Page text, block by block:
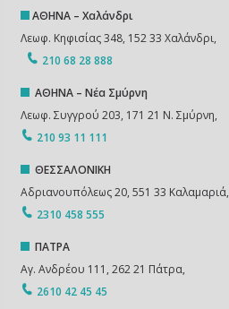
ΑΘΗΝΑ – Χαλάνδρι
Λεωφ. Κηφισίας 348, 152 33 Χαλάνδρι,
210 68 28 888
ΑΘΗΝΑ – Νέα Σμύρνη
Λεωφ. Συγγρού 203, 171 21 Ν. Σμύρνη,
210 93 11 111
ΘΕΣΣΑΛΟΝΙΚΗ
Αδριανουπόλεως 20, 551 33 Καλαμαριά,
2310 458 555
ΠΑΤΡΑ
Αγ. Ανδρέου 111, 262 21 Πάτρα,
2610 42 45 45